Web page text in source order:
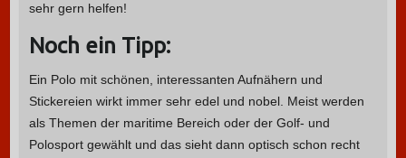
sehr gern helfen!
Noch ein Tipp:
Ein Polo mit schönen, interessanten Aufnähern und
Stickereien wirkt immer sehr edel und nobel. Meist werden
als Themen der maritime Bereich oder der Golf- und
Polosport gewählt und das sieht dann optisch schon recht